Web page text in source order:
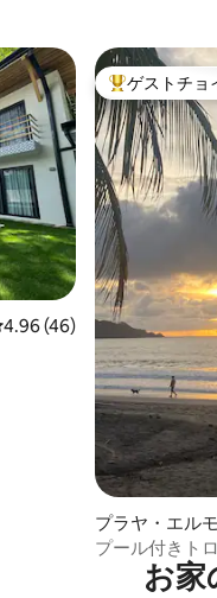
ビュー46件、5つ星中
4.96 (46)
大好評のゲス
ゲストチョ
プラヤ・エル
プール付きト
お家